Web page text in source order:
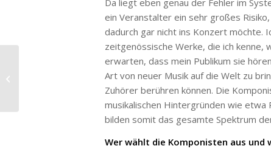
Da liegt eben genau der Fehler im
ein Veranstalter ein sehr großes
dadurch gar nicht ins Konzert möchte.
zeitgenössische Werke, die ich kenne,
erwarten, dass mein Publikum sie
Art von neuer Musik auf die Welt zu
Zuhörer berühren können. Die
musikalischen Hintergründen wie etwa
bilden somit das gesamte Spektrum
Wer wählt die Komponisten aus und
Das Finale Bratsche beim ARD-